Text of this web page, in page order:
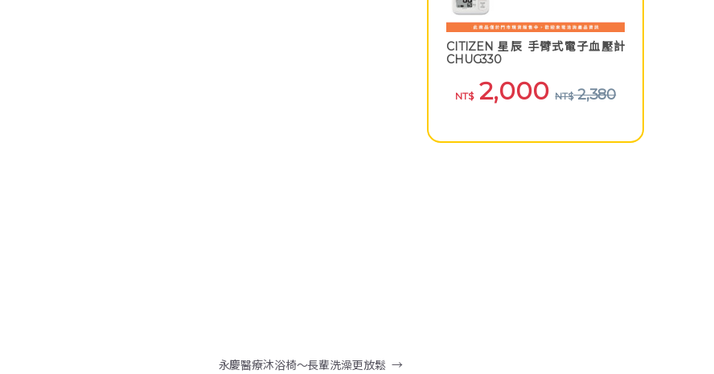
永慶醫療沐浴椅～長輩洗澡更放鬆→
CITIZEN 星辰 手臂式電子血壓計
CHUG330
NT$2,000 NT$2,380